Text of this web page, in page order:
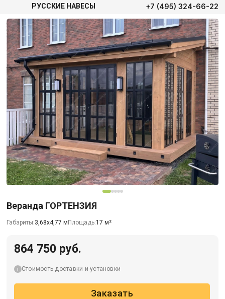
РУССКИЕ НАВЕСЫ +7 (495) 324-66-22
Веранда ГОРТЕНЗИЯ
Габариты:3,68х4,77 м Площадь:17 м²
864 750 руб.
Стоимость доставки и установки
Заказать